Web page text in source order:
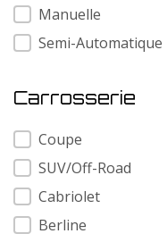
Manuelle
Semi-Automatique
Carrosserie
Carrosserie
Coupe
SUV/Off-Road
Cabriolet
Berline